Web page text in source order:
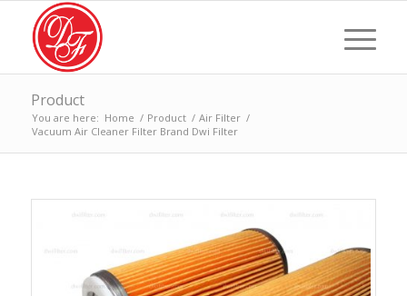
Product
You are here: Home / Product / Air Filter /
Vacuum Air Cleaner Filter Brand Dwi Filter